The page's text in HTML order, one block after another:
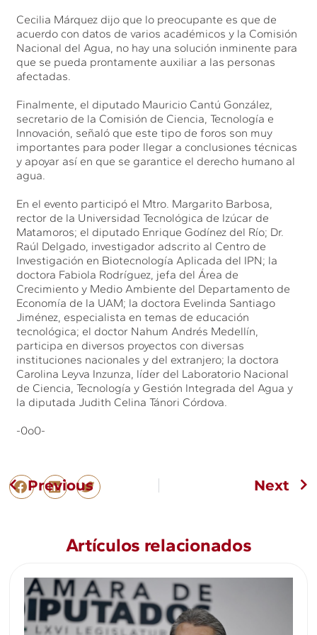
Cecilia Márquez dijo que lo preocupante es que de
acuerdo con datos de varios académicos y la Comisión
Nacional del Agua, no hay una solución inminente para
que se pueda prontamente auxiliar a las personas
afectadas.
Finalmente, el diputado Mauricio Cantú González,
secretario de la Comisión de Ciencia, Tecnología e
Innovación, señaló que este tipo de foros son muy
importantes para poder llegar a conclusiones técnicas
y apoyar así en que se garantice el derecho humano al
agua.
En el evento participó el Mtro. Margarito Barbosa,
rector de la Universidad Tecnológica de Izúcar de
Matamoros; el diputado Enrique Godínez del Río; Dr.
Raúl Delgado, investigador adscrito al Centro de
Investigación en Biotecnología Aplicada del IPN; la
doctora Fabiola Rodríguez, jefa del Área de
Crecimiento y Medio Ambiente del Departamento de
Economía de la UAM; la doctora Evelinda Santiago
Jiménez, especialista en temas de educación
tecnológica; el doctor Nahum Andrés Medellín,
participa en diversos proyectos con diversas
instituciones nacionales y del extranjero; la doctora
Carolina Leyva Inzunza, líder del Laboratorio Nacional
de Ciencia, Tecnología y Gestión Integrada del Agua y
la diputada Judith Celina Tánori Córdova.
-0o0-
Previous Next
Artículos relacionados